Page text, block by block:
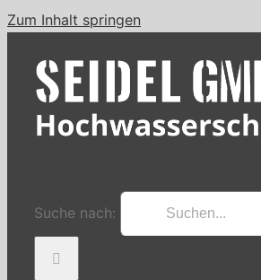
Zum Inhalt springen
Suche nach: